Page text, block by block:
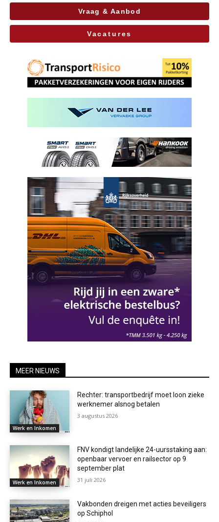
Vraag & Aanbod
Vacatures
MEER NIEUWS
Werk en Inkomen
Rechter: transportbedrijf moet loon zieke
werknemer alsnog betalen
3 augustus 2026
Werk en Inkomen
FNV kondigt landelijke 24-uursstaking aan:
openbaar vervoer en railsector op 9
september plat
31 juli 2026
Vakbonden dreigen met acties beveiligers
op Schiphol